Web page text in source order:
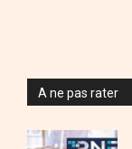
A ne pas rater